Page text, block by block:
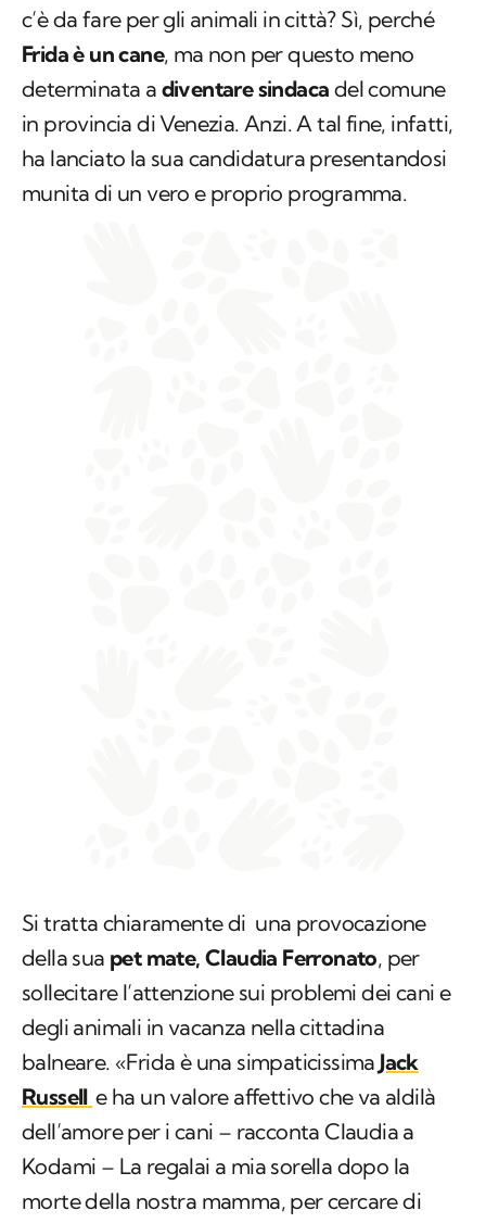
c’è da fare per gli animali in città? Sì, perché
Frida è un cane, ma non per questo meno
determinata a diventare sindaca del comune
in provincia di Venezia. Anzi. A tal fine, infatti,
ha lanciato la sua candidatura presentandosi
munita di un vero e proprio programma.
Si tratta chiaramente di una provocazione
della sua pet mate, Claudia Ferronato, per
sollecitare l’attenzione sui problemi dei cani e
degli animali in vacanza nella cittadina
balneare. «Frida è una simpaticissimaJack
Russell e ha un valore affettivo che va aldilà
dell’amore per i cani – racconta Claudia a
Kodami – La regalai a mia sorella dopo la
morte della nostra mamma, per cercare di